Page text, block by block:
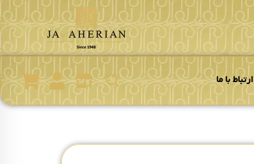
ارتباط با ما